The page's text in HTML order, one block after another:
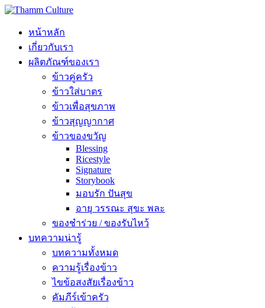
หน้าหลัก
เกี่ยวกับเรา
ผลิตภัณฑ์ของเรา
ข้าวคู่ครัว
ข้าวใส่บาตร
ข้าวเพื่อสุขภาพ
ข้าวสุญญากาศ
ข้าวของขวัญ
Blessing
Ricestyle
Signature
Storybook
มอบรัก ปันสุข
อายุ วรรณะ สุขะ พละ
ของชำร่วย / ของรับไหว้
บทความน่ารู้
บทความทั้งหมด
ความรู้เรื่องข้าว
ไขข้อสงสัยเรื่องข้าว
คัมภีร์เข้าครัว